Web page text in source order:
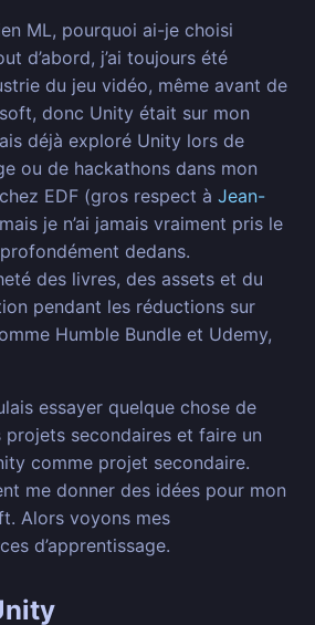
ML, pourquoi ai-je choisi
d’abord, j’ai toujours été
du jeu vidéo, même avant de
donc Unity était sur mon
déjà exploré Unity lors de
ou de hackathons dans mon
EDF (gros respect à Jean-
je n’ai jamais vraiment pris le
dedans.
des livres, des assets et du
pendant les réductions sur
Humble Bundle et Udemy,
essayer quelque chose de
projets secondaires et faire un
comme projet secondaire.
me donner des idées pour mon
Alors voyons mes
d’apprentissage.